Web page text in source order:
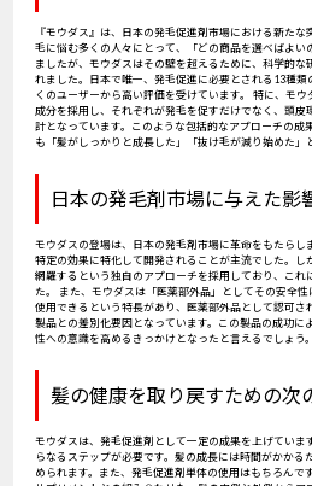
『モウダス』は、日本の発毛促進剤市場における新た
毛に悩む多くの人々にとって、「どの商品を選べばよい
ましたが、モウダスはその壁を超えるために、科学的
れました。日本で唯一、発毛促進に必要とされる13種
くのユーザーから高い評価を受けています。 特に、モ
成分を採用し、それぞれが発毛を促すだけでなく、頭皮
計となっています。このような包括的なアプローチの成
も「髪がしっかりと成長した」「抜け毛が減り始めた」
日本の発毛剤市場に与えた影
モウダスの登場は、日本の発毛剤市場に革命をもたら
特定の効果に特化して開発されることが主流でした。し
網羅するという独自のアプローチを採用しており、これ
た。 また、モウダスは「医薬部外品」としてその安全
使用できるという特長があり、医薬部外品として認可さ
製品との差別化要因となっています。この製品の成功に
性への意識を高めるきっかけとなったと言えるでしょう。
髪の健康を取り戻すための次
モウダスは、発毛促進剤として一定の成果を上げていま
らなるステップが必要です。髪の成長には時間がかか
められます。また、発毛促進剤単体の使用はもちろんで